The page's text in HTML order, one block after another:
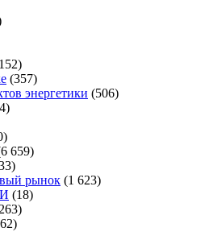
(357)
энергетики (506)
659)
рынок (1 623)
(18)